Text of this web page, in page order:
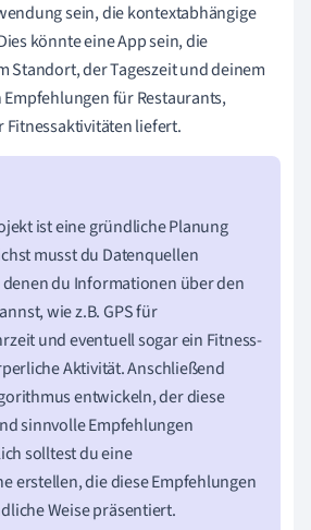
sein, die kontextabhängige
könnte eine App sein, die
Standort, der Tageszeit und deinem
für Restaurants,
liefert.
ist eine gründliche Planung
musst du Datenquellen
du Informationen über den
wie z.B. GPS für
und eventuell sogar ein Fitness-
Aktivität. Anschließend
entwickeln, der diese
sinnvolle Empfehlungen
solltest du eine
erstellen, die diese Empfehlungen
Weise präsentiert.